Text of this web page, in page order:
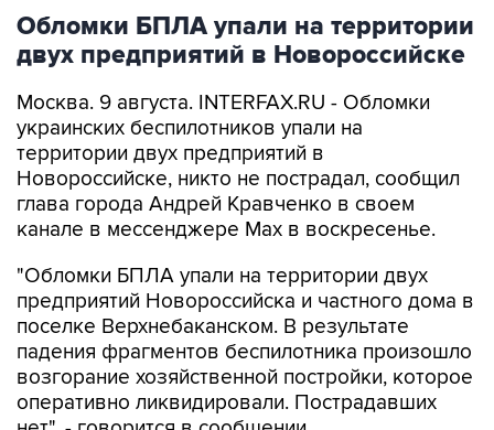
Обломки БПЛА упали на территории
двух предприятий в Новороссийске
Москва. 9 августа. INTERFAX.RU - Обломки
украинских беспилотников упали на
территории двух предприятий в
Новороссийске, никто не пострадал, сообщил
глава города Андрей Кравченко в своем
канале в мессенджере Max в воскресенье.
"Обломки БПЛА упали на территории двух
предприятий Новороссийска и частного дома в
поселке Верхнебаканском. В результате
падения фрагментов беспилотника произошло
возгорание хозяйственной постройки, которое
оперативно ликвидировали. Пострадавших